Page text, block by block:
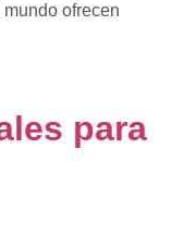
ofrecen
para